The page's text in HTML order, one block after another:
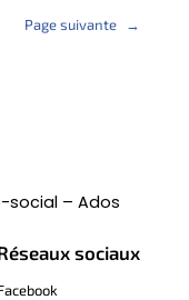
Page suivante →
social – Ados
sociaux